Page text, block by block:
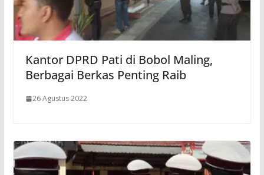
Kantor DPRD Pati di Bobol Maling,
Berbagai Berkas Penting Raib
26 Agustus 2022